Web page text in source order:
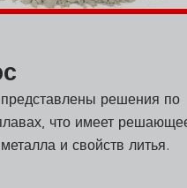
решения по
что имеет
и свойств литья.